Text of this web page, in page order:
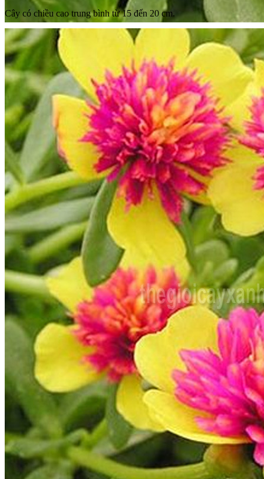
Cây có chiều cao trung bình từ 15 đến 20 cm.